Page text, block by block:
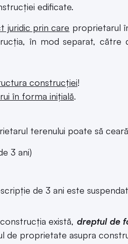
edificate.
juridic prin care proprietarul
în mod separat, către
construcției!
în forma inițială.
terenului poate să ceară
ani)
de 3 ani este
există, dreptul de
de proprietate asupra